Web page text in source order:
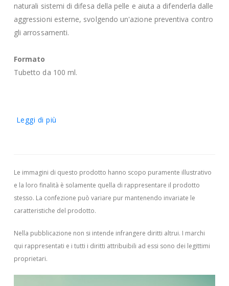
naturali sistemi di difesa della pelle e aiuta a difenderla dalle
aggressioni esterne, svolgendo un'azione preventiva contro
gli arrossamenti.
Formato
Tubetto da 100 ml.
Leggi di più
Le immagini di questo prodotto hanno scopo puramente illustrativo
e la loro finalità è solamente quella di rappresentare il prodotto
stesso. La confezione può variare pur mantenendo invariate le
caratteristiche del prodotto.
Nella pubblicazione non si intende infrangere diritti altrui. I marchi
qui rappresentati e i tutti i diritti attribuibili ad essi sono dei legittimi
proprietari.